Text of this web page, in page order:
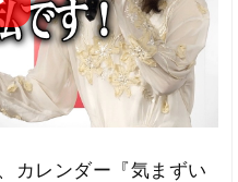
カレンダー『気まずい